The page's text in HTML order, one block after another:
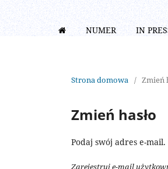
NUMER IN
Strona domowa / Zmień
Zmień hasło
Podaj swój adres e-
Zarejestruj e-mail